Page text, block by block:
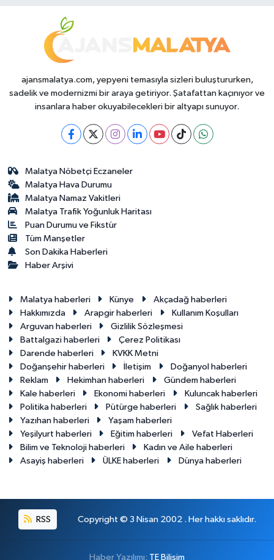
ajansmalatya.com, yepyeni temasıyla sizleri buluştururken,
sadelik ve modernizmi bir araya getiriyor. Şatafattan kaçınıyor ve
insanlara haber okuyabilecekleri bir altyapı sunuyor.
Malatya Nöbetçi Eczaneler
Malatya Hava Durumu
Malatya Namaz Vakitleri
Malatya Trafik Yoğunluk Haritası
Puan Durumu ve Fikstür
Tüm Manşetler
Son Dakika Haberleri
Haber Arşivi
Malatya haberleri Künye
Akçadağ haberleri
Hakkımızda
Arapgir haberleri
Kullanım Koşulları
Arguvan haberleri
Gizlilik Sözleşmesi
Battalgazi haberleri
Çerez Politikası
Darende haberleri
KVKK Metni
Doğanşehir haberleri
İletişim
Doğanyol haberleri
Reklam
Hekimhan haberleri
Gündem haberleri
Kale haberleri
Ekonomi haberleri
Kuluncak haberleri
Politika haberleri
Pütürge haberleri
Sağlık haberleri
Yazıhan haberleri
Yaşam haberleri
Yeşilyurt haberleri
Eğitim haberleri
Vefat Haberleri
Bilim ve Teknoloji haberleri
Kadın ve Aile haberleri
Asayiş haberleri
ÜLKE haberleri Dünya haberleri
RSS Copyright © 3 Nisan 2002 . Her hakkı saklıdır.
Haber Yazılımı: TE Bilişim